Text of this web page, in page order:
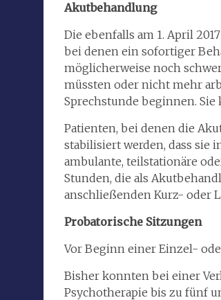
Akutbehandlung
Die ebenfalls am 1. April
bei denen ein sofortiger
möglicherweise noch
müssten oder nicht mehr
Sprechstunde beginnen.
Patienten, bei denen die
stabilisiert werden, dass sie
ambulante, teilstationäre
Stunden, die als
anschließenden Kurz- oder
Probatorische Sitzungen
Vor Beginn einer Einzel-
Bisher konnten bei einer
Psychotherapie bis zu fünf